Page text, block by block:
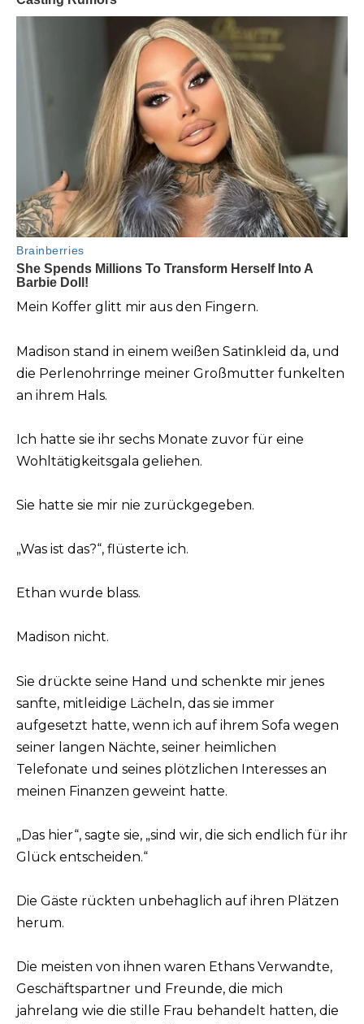
Mein Koffer glitt mir aus den Fingern.
Madison stand in einem weißen Satinkleid da, und
die Perlenohrringe meiner Großmutter funkelten
an ihrem Hals.
Ich hatte sie ihr sechs Monate zuvor für eine
Wohltätigkeitsgala geliehen.
Sie hatte sie mir nie zurückgegeben.
„Was ist das?“, flüsterte ich.
Ethan wurde blass.
Madison nicht.
Sie drückte seine Hand und schenkte mir jenes
sanfte, mitleidige Lächeln, das sie immer
aufgesetzt hatte, wenn ich auf ihrem Sofa wegen
seiner langen Nächte, seiner heimlichen
Telefonate und seines plötzlichen Interesses an
meinen Finanzen geweint hatte.
„Das hier“, sagte sie, „sind wir, die sich endlich für ihr
Glück entscheiden.“
Die Gäste rückten unbehaglich auf ihren Plätzen
herum.
Die meisten von ihnen waren Ethans Verwandte,
Geschäftspartner und Freunde, die mich
jahrelang wie die stille Frau behandelt hatten, die